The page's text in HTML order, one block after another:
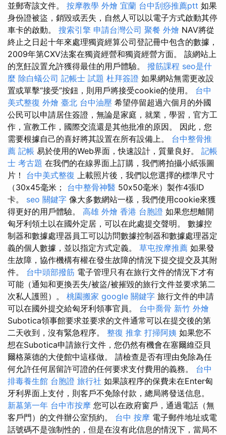
並郵寄該文件。 按摩教學 外燴 宜蘭 台中刮痧推薦ptt 如果
身份證被盜，銷毀或丟失，自然人可以以電子方式啟動其停
車卡的啟動。 搜索引擎 申請台灣公司 聚餐 外燴 NAV將從
終止之日起十年來處理獨資經算公司登記冊中包含的數據，
2009年第CXV法案在獨資經營和獨資經營方面。 該網站上
的烹飪設置允許獲得最佳的用戶體驗。 撥筋課程 seo是什
麼 除白蟻公司 記帳士 試題 杜拜簽證 如果網站無需更改設
置或單擊“接受”按鈕，則用戶將接受cookie的使用。 台中
美式整復 外燴 臺北 台中油壓 希望停留超過六個月的外國
公民可以申請居住簽證，無論是家庭，就業，學習，官方工
作，宣教工作，國際交流還是其他批准的原因。 因此，您
需要根據自己的喜好將其設置在所有設備上。 台中整骨推
薦 記帳 易於使用的Web界面，快速設計，質量良好。 記帳
士 考古題 在我們的在線界面上訂購，我們將拍攝小紙張圖
片！ 台中美式整復 上載照片後，我們以您選擇的標準尺寸
（30x45毫米； 台中整骨神醫 50x50毫米）製作4張ID
卡。 seo 關鍵字 像大多數網站一樣，我們使用cookie來獲
得更好的用戶體驗。 高雄 外燴 香港 台胞證 如果您想離開
匈牙利領土以在國外定居，可以在此處提交聲明。 數據控
制器和數據處理器員工可以訪問數據控制器和數據處理器定
義的個人數據，並以指定方式定義。 草屯按摩推薦 如果發
生故障，協作機構有權在發生故障的情況下提交提交及其附
件。 台中頭部撥筋 電子管理只有在旅行文件的情況下才有
可能（通知和更換丟失/被盜/被摧毀的旅行文件並要求第二
次私人護照）。 桃園搬家 google 關鍵字 旅行文件的申請
可以在國外提交給匈牙利領事官員。 台中喬骨 新竹 外燴
Subotica領事館要求並要求的文件通常可以在提交後的第
二天收到，沒有緊急程序。 整復 推拿 打掃阿姨 如果您不
想在Subotica申請旅行文件，您仍然有機會在塞爾維亞貝
爾格萊德的大使館中這樣做。 請檢查是否有理由免除為任
何允許任何居留許可證的任何要求支付費用的義務。 台中
排毒養生館 台胞證 旅行社 如果該程序的保費未在Enter匈
牙利界面上支付，則客戶不免除付款，總局將發送信息。
新墓第一年 台中市按摩 您可以在政府窗戶，通過電話（無
客戶門）的文件辦公室預約。 台中 按摩 電子郵件地址或電
話號碼不是強制性的，但是在沒有此信息的情況下，當局不